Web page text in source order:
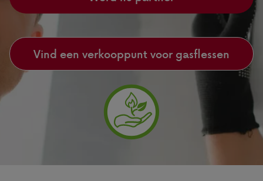
Vind een verkooppunt voor gasflessen